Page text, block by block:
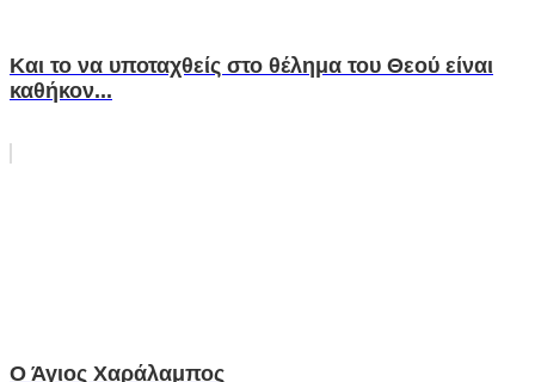
Και το να υποταχθείς στο θέλημα του Θεού είναι
καθήκον...
Ο Άγιος Χαράλαμπος